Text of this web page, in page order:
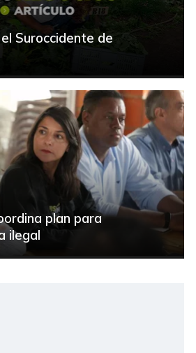
Suroccidente de
plan para
ilegal